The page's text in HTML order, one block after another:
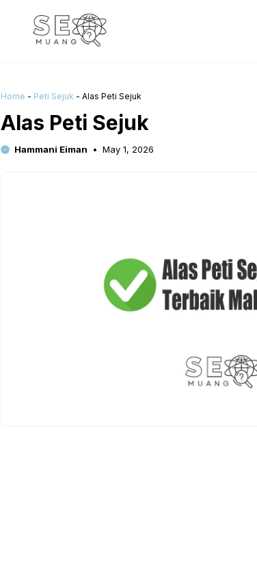
Home - Peti Sejuk - Alas Peti Sejuk
Alas Peti Sejuk
Hammani Eiman May 1, 2026